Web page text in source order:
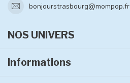
bonjourstrasbourg@mompop.fr
NOS UNIVERS
Informations